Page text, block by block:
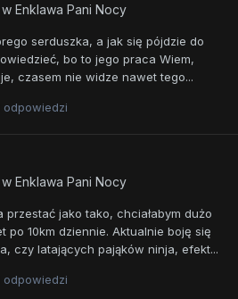
Enklawa Pani Nocy
serduszka, a jak się pójdzie do
bo to jego praca Wiem,
czasem nie widze nawet tego...
odpowiedzi
Enklawa Pani Nocy
przestać jako tako, chciałabym dużo
10km dziennie. Aktualnie boję się
czy latających pająków ninja, efekt...
odpowiedzi